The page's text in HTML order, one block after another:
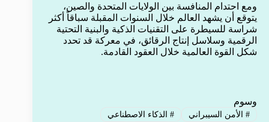
ومع احتدام المنافسة بين الولايات المتحدة والصين،
يتوقع أن يشهد العالم خلال السنوات المقبلة سباقاً أكثر
شراسة للسيطرة على التقنيات الذكية والبنية التحتية
الرقمية وسلاسل إنتاج الرقائق، في معركة قد تحدد
شكل القوة العالمية خلال العقود القادمة.
وسوم
#الأمن السيبراني #الذكاء الاصطناعي